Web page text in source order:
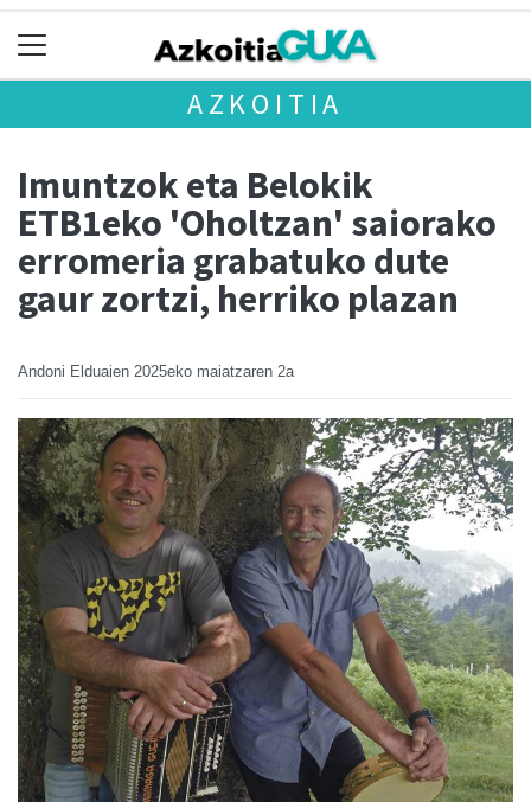
AZKOITIA
Imuntzok eta Belokik
ETB1eko 'Oholtzan' saiorako
erromeria grabatuko dute
gaur zortzi, herriko plazan
Andoni Elduaien 2025eko maiatzaren 2a